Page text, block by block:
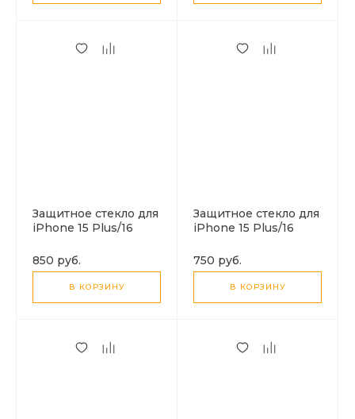
Защитное стекло для
iPhone 15 Plus/16
Corning original
screen large arc edge
tempered glass,
черное
850 руб.
В КОРЗИНУ
Защитное стекло для
iPhone 15 Plus/16
large arc dustproof
glass, черное
750 руб.
В КОРЗИНУ